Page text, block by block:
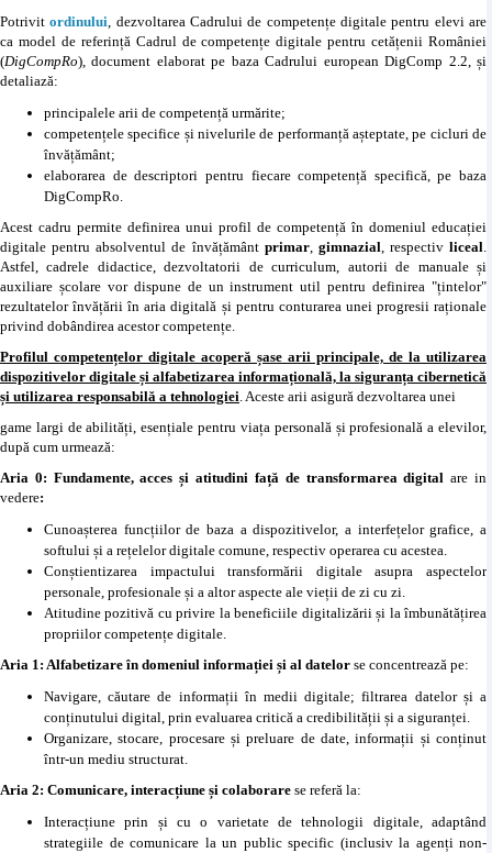
Potrivitordinului, dezvoltarea Cadrului de competențe digitale pentru elevi are
ca model de referință Cadrul de competențe digitale pentru cetățenii României
(DigCompRo), document elaborat pe baza Cadrului european DigComp 2.2, și
detaliază:
principalele arii de competență urmărite;
competențele specifice și nivelurile de performanță așteptate, pe cicluri de
învățământ;
elaborarea de descriptori pentru fiecare competență specifică, pe baza
DigCompRo.
Acest cadru permite definirea unui profil de competență în domeniul educației
digitale pentru absolventul de învățământ primar, gimnazial, respectiv liceal.
Astfel, cadrele didactice, dezvoltatorii de curriculum, autorii de manuale și
auxiliare școlare vor dispune de un instrument util pentru definirea "țintelor"
rezultatelor învățării în aria digitală și pentru conturarea unei progresii raționale
privind dobândirea acestor competențe.
Profilul competențelor digitale acoperă șase arii principale, de la utilizarea
dispozitivelor digitale și alfabetizarea informațională, la siguranța cibernetică
și utilizarea responsabilă a tehnologiei. Aceste arii asigură dezvoltarea unei
game largi de abilități, esențiale pentru viața personală și profesională a elevilor,
după cum urmează:
Aria 0: Fundamente, acces și atitudini față de transformarea digitalare in
vedere:
Cunoașterea funcțiilor de baza a dispozitivelor, a interfețelor grafice, a
softului și a rețelelor digitale comune, respectiv operarea cu acestea.
Conștientizarea impactului transformării digitale asupra aspectelor
personale, profesionale și a altor aspecte ale vieții de zi cu zi.
Atitudine pozitivă cu privire la beneficiile digitalizării și la îmbunătățirea
propriilor competențe digitale.
Aria 1: Alfabetizare în domeniul informației și al datelor se concentrează pe:
Navigare, căutare de informații în medii digitale; filtrarea datelor și a
conținutului digital, prin evaluarea critică a credibilității și a siguranței.
Organizare, stocare, procesare și preluare de date, informații și conținut
într-un mediu structurat.
Aria 2: Comunicare, interacțiune și colaborare se referă la:
Interacțiune prin și cu o varietate de tehnologii digitale, adaptând
strategiile de comunicare la un public specific (inclusiv la agenți non-